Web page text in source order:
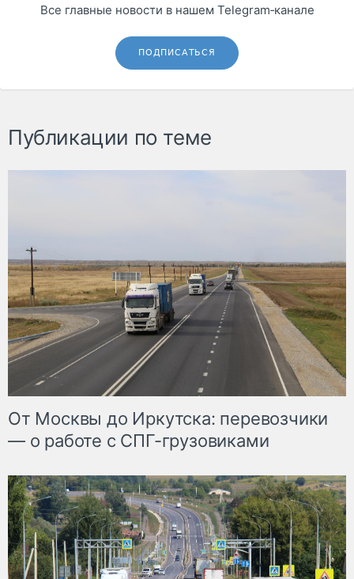
Все главные новости в нашем Telegram‑канале
ПОДПИСАТЬСЯ
Публикации по теме
От Москвы до Иркутска: перевозчики
— о работе с СПГ-грузовиками